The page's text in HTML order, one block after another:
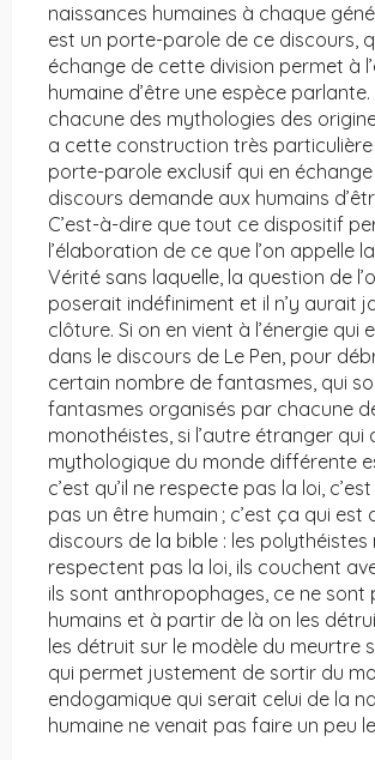
naissances humaines à chaque
est un porte-parole de ce discours,
échange de cette division permet à
humaine d’être une espèce parlante.
chacune des mythologies des
a cette construction très particulière
porte-parole exclusif qui en
discours demande aux humains
C’est-à-dire que tout ce dispositif
l’élaboration de ce que l’on appelle
Vérité sans laquelle, la question de
poserait indéfiniment et il n’y aurait
clôture. Si on en vient à l’énergie qui
dans le discours de Le Pen, pour
certain nombre de fantasmes, qui
fantasmes organisés par chacune
monothéistes, si l’autre étranger qui
mythologique du monde différente
c’est qu’il ne respecte pas la loi, c’est
pas un être humain ; c’est ça qui est
discours de la bible : les polythéistes
respectent pas la loi, ils couchent
ils sont anthropophages, ce ne sont
humains et à partir de là on les
les détruit sur le modèle du meurtre
qui permet justement de sortir du
endogamique qui serait celui de la
humaine ne venait pas faire un peu